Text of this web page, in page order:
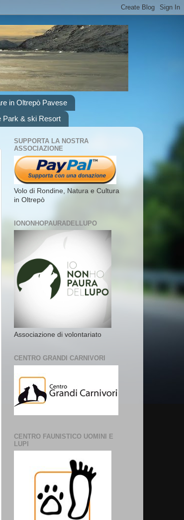
in Oltrepò Pavese
Park & ski Resort
SUPPORTA LA NOSTRA
ASSOCIAZIONE
Volo di Rondine, Natura e Cultura
in Oltrepò
IONONHOPAURADELLUPO
Associazione di volontariato
CENTRO GRANDI CARNIVORI
CENTRO FAUNISTICO UOMINI E
LUPI